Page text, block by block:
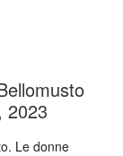
2023
Le donne